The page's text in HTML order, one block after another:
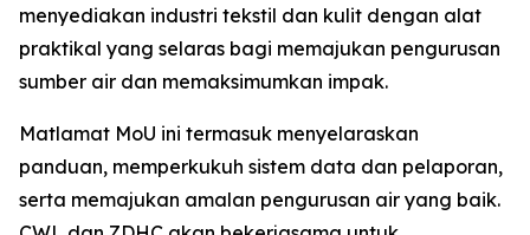
menyediakan industri tekstil dan kulit dengan alat
praktikal yang selaras bagi memajukan pengurusan
sumber air dan memaksimumkan impak.
Matlamat MoU ini termasuk menyelaraskan
panduan, memperkukuh sistem data dan pelaporan,
serta memajukan amalan pengurusan air yang baik.